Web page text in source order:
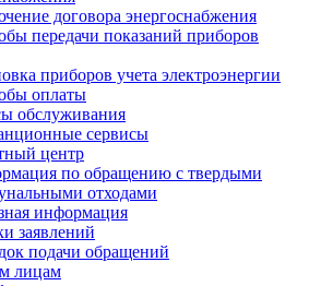
договора энергоснабжения
передачи показаний приборов
приборов учета электроэнергии
оплаты
обслуживания
сервисы
центр
по обращению с твердыми
отходами
информация
заявлений
подачи обращений
лицам